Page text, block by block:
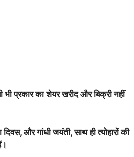
प्रकार का शेयर खरीद और बिक्री नहीं
और गांधी जयंती, साथ ही त्योहारों की